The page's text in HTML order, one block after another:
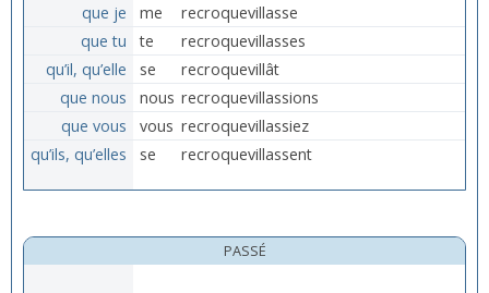
que je me
recroquevillasse
que tu
te
recroquevillasses
qu’il, qu’elle
se
recroquevillât
que nous
nous recroquevillassions
que vous
vous recroquevillassiez
qu’ils, qu’elles
se recroquevillassent
PASSÉ